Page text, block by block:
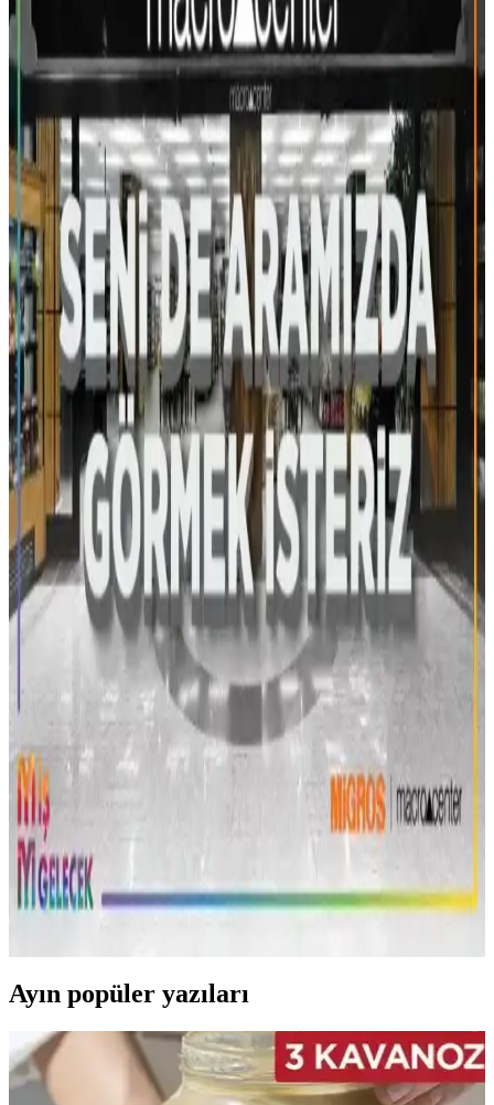
Bergama Migros’ta güvenli ve avantajlı alışverişin keyfini çıkarın.
Güncel kampanyaları kaçırmayın, hemen keşfedin!
Bershka'da İnternetten Alınan Ürünü Mağazada
Değiştirmek 2025'te Nasıl Mümkün?
Bershka'da internetten alınan ürünleri mağazada değiştirmek için
gerekli şartları ve adımları 2025 güncel rehberimizle keşfedin.
Hemen inceleyin!
Gaziantep'teki Migros Şubeleri ve Hizmetleri
Hakkında Detaylı Bilgi
Gaziantep'teki Migros mağazaları, geniş ürün yelpazesi ve
ulaşılabilir konumlarıyla kaliteli alışveriş imkanı sunar. Modern
hizmetler ve uygun fiyatlarla şehirde öne çıkar.
Migros'ta Jet Foto Hizmetleri Nerelerde Bulunur ve
Nasıl Kullanılır
Migros'ta Jet Foto hizmetleri, büyük mağazalar ve online platformlar
aracılığıyla erişilebilir. Hızlı, uygun fiyatlı ve çeşitli baskı
seçenekleriyle fotoğrafçılık ihtiyaçlarınızı karşılar.
Bergama Migros: Güvenilir ve Konforlu Alışveriş
Deneyimi Sunan Modern Süpermarket
Bergama Migros, geniş ürün yelpazesi, uygun fiyatlar ve kolay
ulaşım imkanlarıyla bölgenin tercih edilen alışveriş noktasıdır.
Güncel kampanyalar ve müşteri odaklı hizmetlerle modern alışveriş
deneyimi sunar.
Bershka İnternetten Alınan Ürünlerin Mağazada
Değişimi ve İade Süreçleri Hakkında Bilgi
Bershka'dan online alınan ürünlerin mağazada değişimi mümkün
mü? Süreçler, şartlar ve dikkat edilmesi gerekenler hakkında detaylı
bilgiler burada.
Urla'da Migros Mağazaları ve Alışveriş İmkanları
Hakkında Detaylı Bilgi
Urla'daki Migros mağazaları, kolay ulaşım, geniş ürün yelpazesi ve
Ayın popüler yazıları